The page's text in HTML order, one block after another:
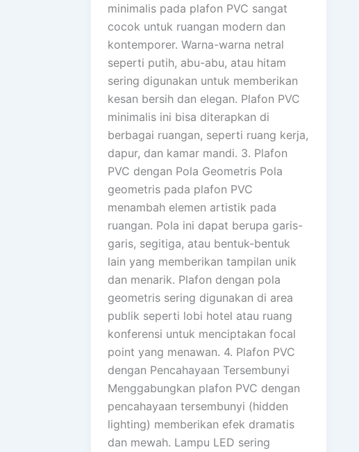
minimalis pada plafon PVC sangat
cocok untuk ruangan modern dan
kontemporer. Warna-warna netral
seperti putih, abu-abu, atau hitam
sering digunakan untuk memberikan
kesan bersih dan elegan. Plafon PVC
minimalis ini bisa diterapkan di
berbagai ruangan, seperti ruang kerja,
dapur, dan kamar mandi. 3. Plafon
PVC dengan Pola Geometris Pola
geometris pada plafon PVC
menambah elemen artistik pada
ruangan. Pola ini dapat berupa garis-
garis, segitiga, atau bentuk-bentuk
lain yang memberikan tampilan unik
dan menarik. Plafon dengan pola
geometris sering digunakan di area
publik seperti lobi hotel atau ruang
konferensi untuk menciptakan focal
point yang menawan. 4. Plafon PVC
dengan Pencahayaan Tersembunyi
Menggabungkan plafon PVC dengan
pencahayaan tersembunyi (hidden
lighting) memberikan efek dramatis
dan mewah. Lampu LED sering